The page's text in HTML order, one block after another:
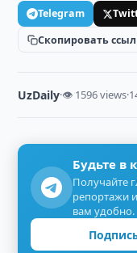
Telegram
Скопировать
UzDaily·👁 1596 views·
Будьте в
Получайте
репортажи
вам удобно.